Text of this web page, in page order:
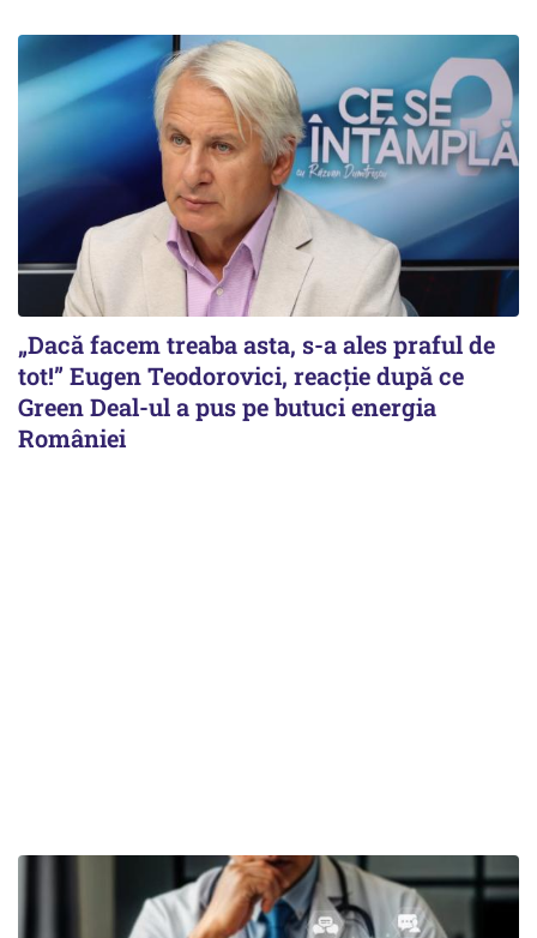
„Dacă facem treaba asta, s-a ales praful de
tot!” Eugen Teodorovici, reacție după ce
Green Deal-ul a pus pe butuci energia
României